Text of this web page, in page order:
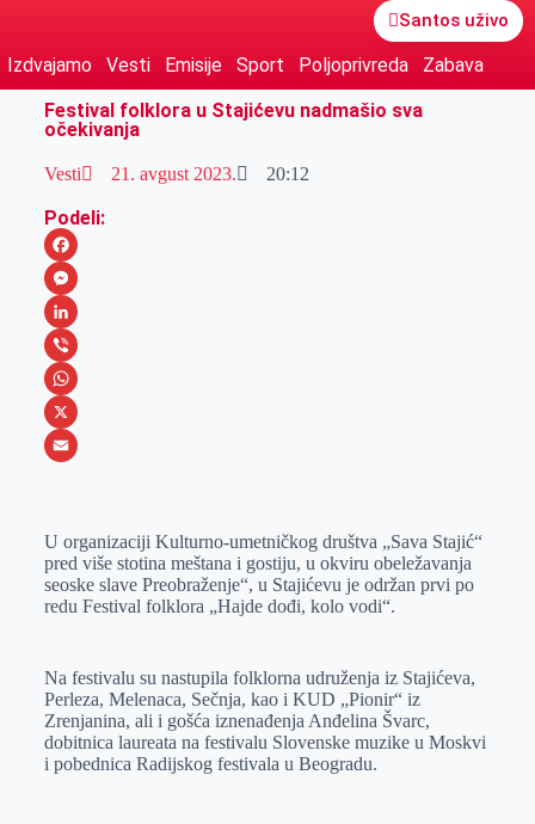
Santos uživo
Izdvajamo Vesti Emisije Sport Poljoprivreda
Zabava
Festival folklora u Stajićevu nadmašio sva
očekivanja
Vesti 21. avgust 2023. 20:12
Podeli:
F
a
c
e
b
o
M
e
s
s
e
e
r
L
i
n
k
I
n
V
i
b
W
h
s
A
p
X
a
i
l
U organizaciji Kulturno-umetničkog društva „Sava Stajić“
pred više stotina meštana i gostiju, u okviru obeležavanja
seoske slave Preobraženje“, u Stajićevu je održan prvi po
redu Festival folklora „Hajde dođi, kolo vodi“.
Na festivalu su nastupila folklorna udruženja iz Stajićeva,
Perleza, Melenaca, Sečnja, kao i KUD „Pionir“ iz
Zrenjanina, ali i gošća iznenađenja Anđelina Švarc,
dobitnica laureata na festivalu Slovenske muzike u Moskvi
i pobednica Radijskog festivala u Beogradu.